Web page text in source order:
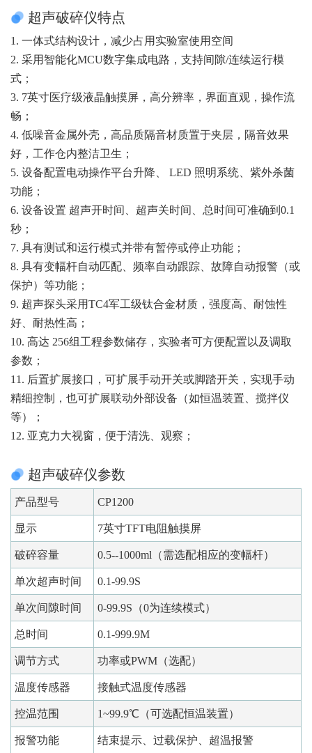
超声破碎仪特点
1. 一体式结构设计，减少占用实验室使用空间
2. 采用智能化MCU数字集成电路，支持间隙/连续运行模
式；
3. 7英寸医疗级液晶触摸屏，高分辨率，界面直观，操作流
畅；
4. 低噪音金属外壳，高品质隔音材质置于夹层，隔音效果
好，工作仓内整洁卫生；
5. 设备配置电动操作平台升降、 LED 照明系统、紫外杀菌
功能；
6. 设备设置 超声开时间、超声关时间、总时间可准确到0.1
秒；
7. 具有测试和运行模式并带有暂停或停止功能；
8. 具有变幅杆自动匹配、频率自动跟踪、故障自动报警（或
保护）等功能；
9. 超声探头采用TC4军工级钛合金材质，强度高、耐蚀性
好、耐热性高；
10. 高达 256组工程参数储存，实验者可方便配置以及调取
参数；
11. 后置扩展接口，可扩展手动开关或脚踏开关，实现手动
精细控制，也可扩展联动外部设备（如恒温装置、搅拌仪
等）；
12. 亚克力大视窗，便于清洗、观察；
超声破碎仪参数
产品型号 CP1200
显示 7英寸TFT电阻触摸屏
破碎容量 0.5--1000ml（需选配相应的变幅杆）
单次超声时间 0.1-99.9S
单次间隙时间 0-99.9S（0为连续模式）
总时间 0.1-999.9M
调节方式 功率或PWM（选配）
温度传感器 接触式温度传感器
控温范围 1~99.9℃（可选配恒温装置）
报警功能 结束提示、过载保护、超温报警